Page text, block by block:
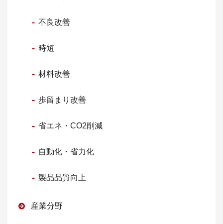
不良改善
時短
材料改善
歩留まり改善
省エネ・CO2削減
自動化・省力化
製品品質向上
産業分野